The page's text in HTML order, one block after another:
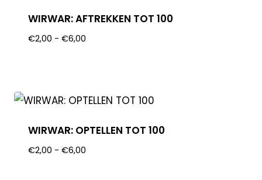
WIRWAR: AFTREKKEN TOT 100
€2,00 - €6,00
WIRWAR: OPTELLEN TOT 100
€2,00 - €6,00